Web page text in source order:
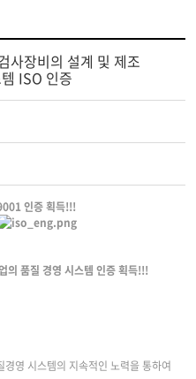
사장비의 설계 및 제조
ISO 인증
인증 획득!!!
의 품질 경영 시스템 인증 획득!!!
영 시스템의 지속적인 노력을 통하여